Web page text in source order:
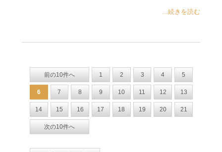
...続きを読む
前の10件へ 1 2 3 4 5
6 7 8 9 10 11 12 13
14 15 16 17 18 19 20 21
次の10件へ